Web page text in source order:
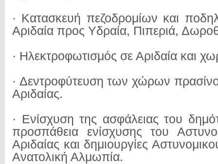
· Κατασκευή πεζοδρομίων και
Αριδαία προς Υδραία, Πιπεριά,
· Ηλεκτροφωτισμός σε Αριδαία και
· Δεντροφύτευση των χώρων
Αριδαίας.
· Ενίσχυση της ασφάλειας του
προσπάθεια ενίσχυσης του
Αριδαίας και δημιουργίες
Ανατολική Αλμωπία.